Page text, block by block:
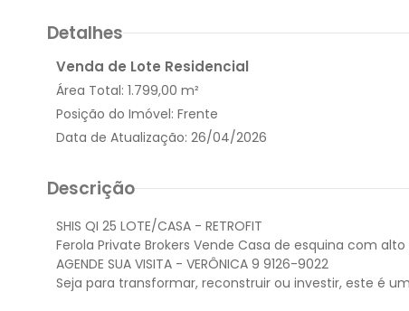
Detalhes
Venda de Lote Residencial
Área Total: 1.799,00 m²
Posição do Imóvel: Frente
Data de Atualização: 26/04/2026
Descrição
SHIS QI 25 LOTE/CASA - RETROFIT
Ferola Private Brokers Vende Casa de esquina com
AGENDE SUA VISITA - VERÔNICA 9 9126-9022
Seja para transformar, reconstruir ou investir, este é